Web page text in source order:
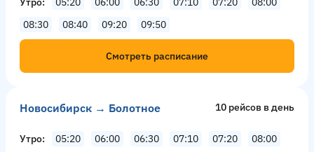
08:30
08:40 09:20 09:50
Смотреть расписание
Новосибирск → Болотное 10 рейсов в день
Утро 05:20 06:00 06:30 07:10 07:20
08:00